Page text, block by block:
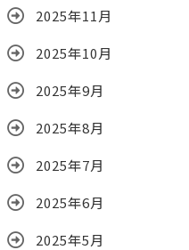
2025年11月
2025年10月
2025年9月
2025年8月
2025年7月
2025年6月
2025年5月